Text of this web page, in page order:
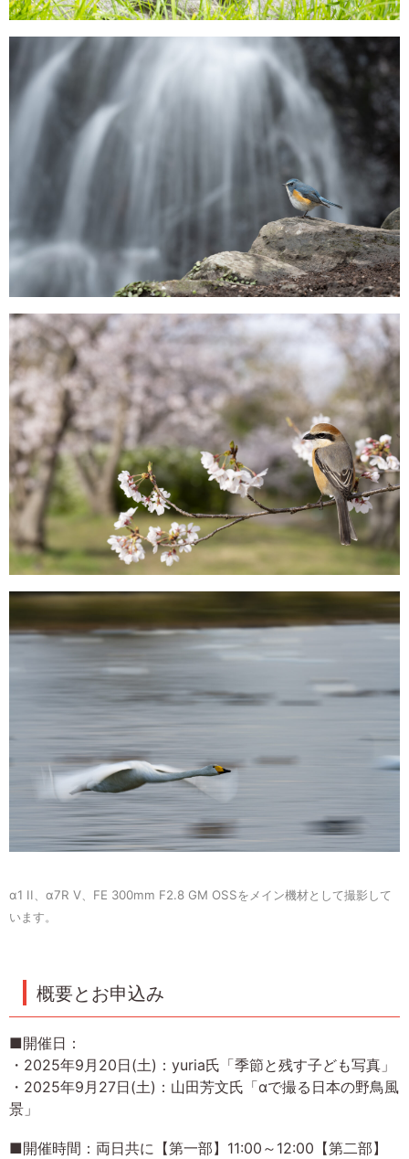
α1 II、α7R V、FE 300mm F2.8 GM OSSをメイン機材として撮影して
います。
概要とお申込み
■開催日：
・2025年9月20日(土)：yuria氏「季節と残す子ども写真」
・2025年9月27日(土)：山田芳文氏「αで撮る日本の野鳥風
景」
■開催時間：両日共に【第一部】11:00～12:00【第二部】